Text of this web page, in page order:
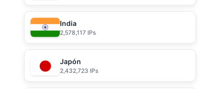
India
2,578,117 IPs
Japón
2,432,723 IPs